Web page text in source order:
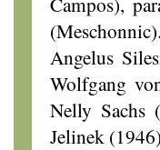
Angelus
Wolfgang
Nelly Sachs
Jelinek